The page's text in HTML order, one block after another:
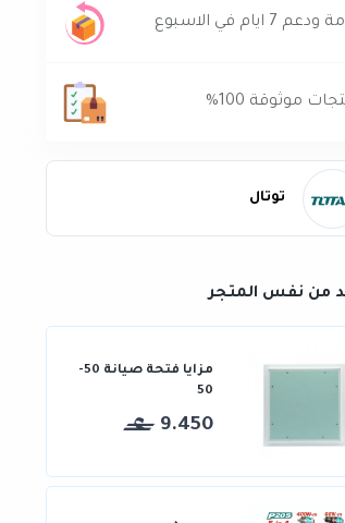
7 ايام في الاسبوع
موثوقة 100%
توتال
من نفس المتجر
مزايا فتحة صيانة 50-
50
9.450